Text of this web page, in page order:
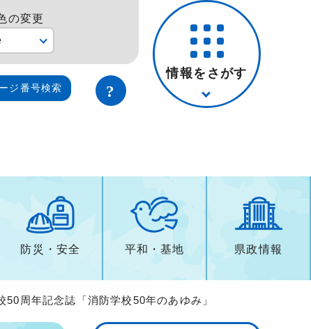
の変更
ジ番号検索
情報をさがす
防災・安全 平和・基地 県政情報
50周年記念誌「消防学校50年のあゆみ」